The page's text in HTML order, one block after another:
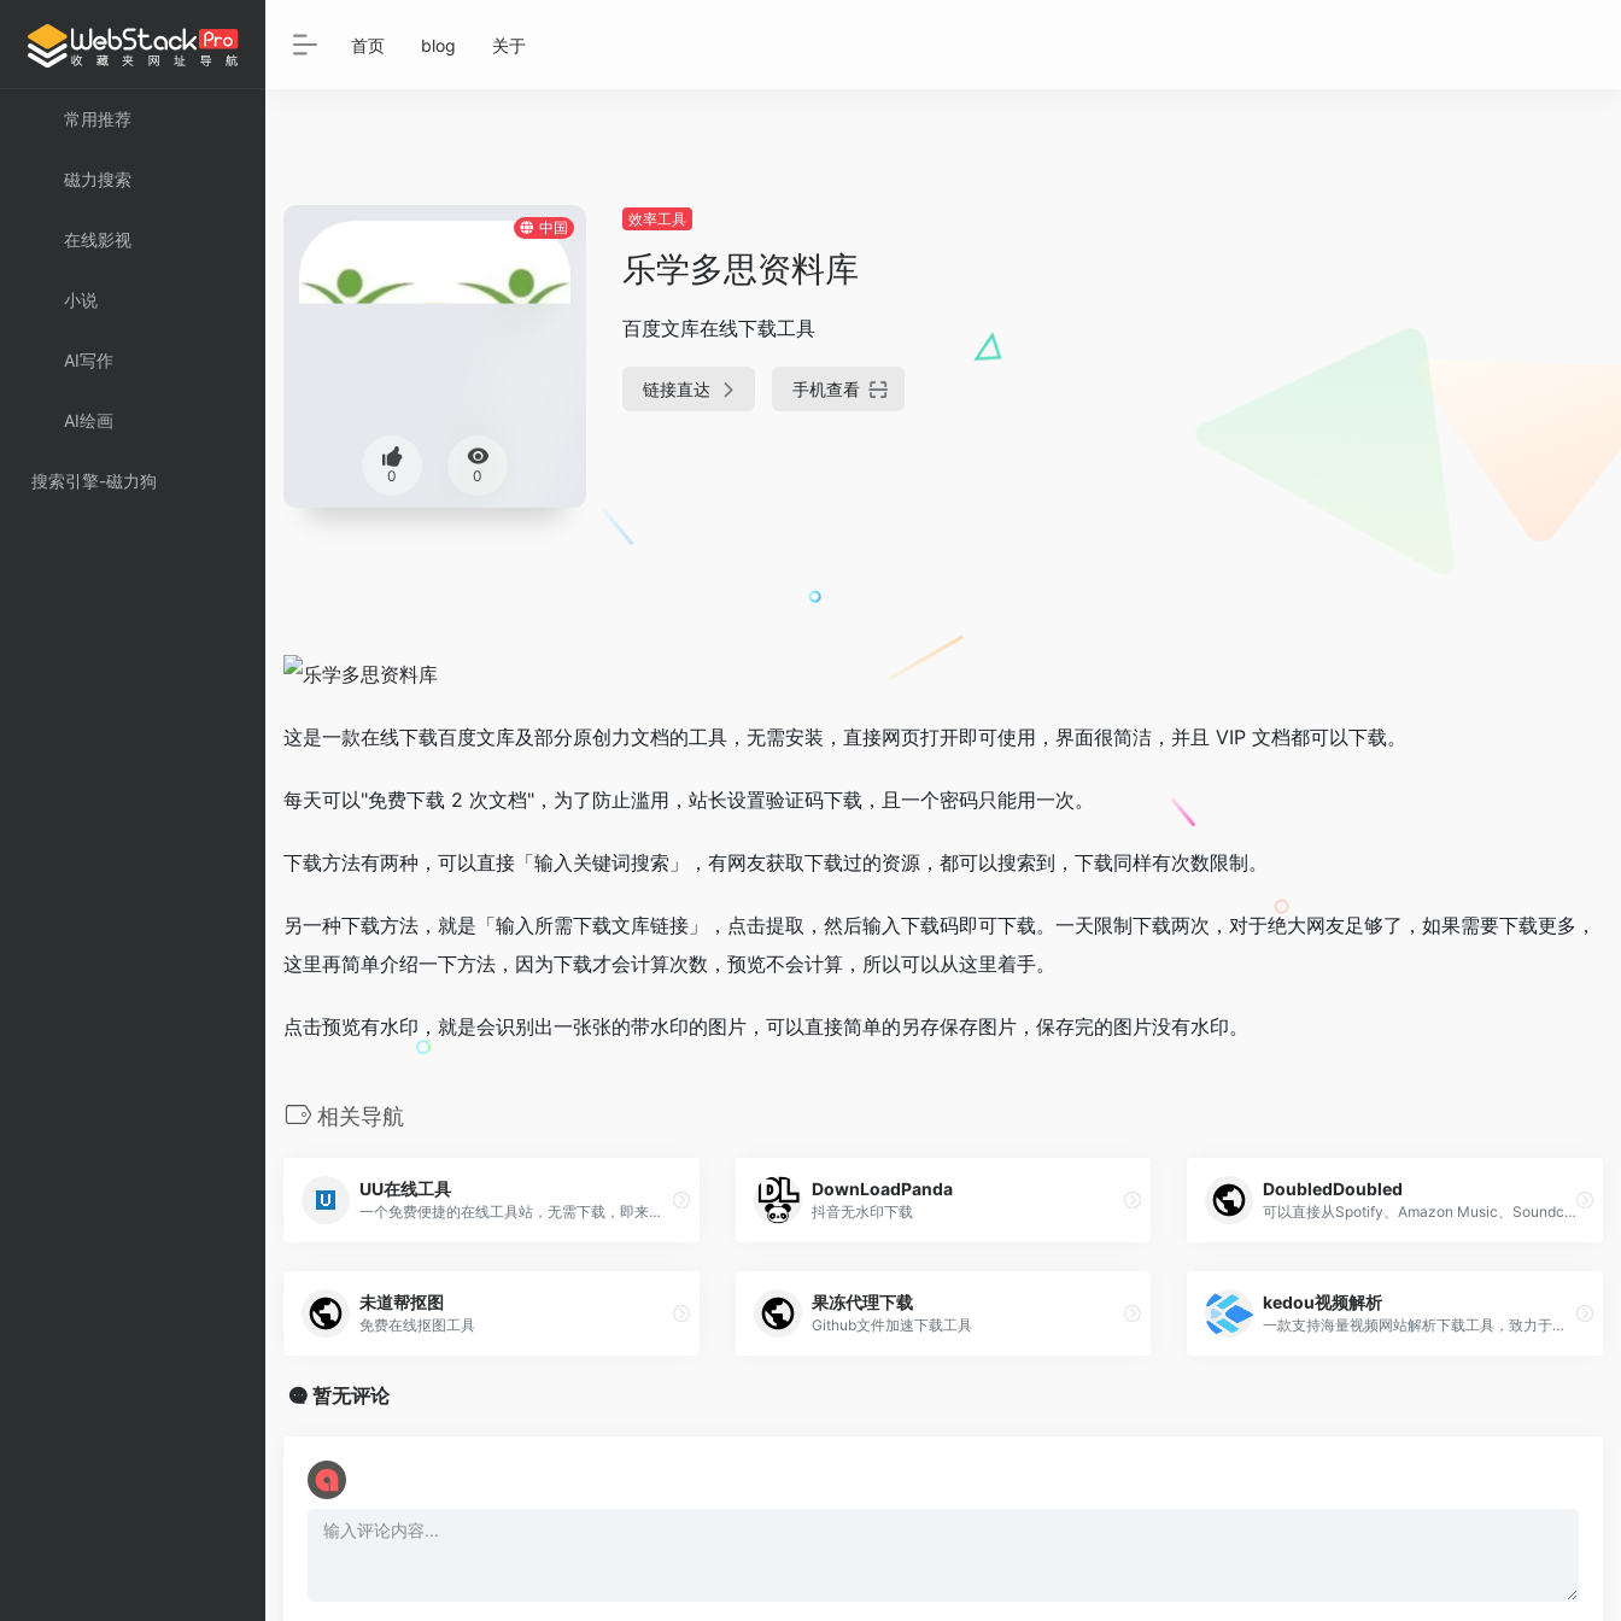
常用推荐
磁力搜索
在线影视
小说
AI写作
AI绘画
搜索引擎-磁力狗
首页 blog 关于
中国
0 0
效率工具
乐学多思资料库
百度文库在线下载工具
链接直达 手机查看
这是一款在线下载百度文库及部分原创力文档的工具，无需安装，直接网页打开即可使用，界面很简洁，并且 VIP 文档都可以下载。
每天可以"免费下载 2 次文档"，为了防止滥用，站长设置验证码下载，且一个密码只能用一次。
下载方法有两种，可以直接「输入关键词搜索」，有网友获取下载过的资源，都可以搜索到，下载同样有次数限制。
另一种下载方法，就是「输入所需下载文库链接」，点击提取，然后输入下载码即可下载。一天限制下载两次，对于绝大网友足够了，如果需要下载更多，
这里再简单介绍一下方法，因为下载才会计算次数，预览不会计算，所以可以从这里着手。
点击预览有水印，就是会识别出一张张的带水印的图片，可以直接简单的另存保存图片，保存完的图片没有水印。
相关导航
UU在线工具
一个免费便捷的在线工具站，无需下载，即来即用
DownLoadPanda
抖音无水印下载
DoubledDoubled
可以直接从Spotify、Amazon Music、Soundcloud、Qobuz、Deezer、Tidal 或 Napster 免费下载音乐
未道帮抠图
免费在线抠图工具
果冻代理下载
Github文件加速下载工具
kedou视频解析
一款支持海量视频网站解析下载工具，致力于为您提供优质的视频解析服务
暂无评论